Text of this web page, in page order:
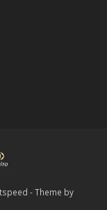
- Theme by